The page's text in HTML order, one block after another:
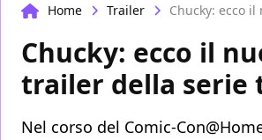
Home Trailer
Chucky: ecco il
trailer della serie
Nel corso del Comic-